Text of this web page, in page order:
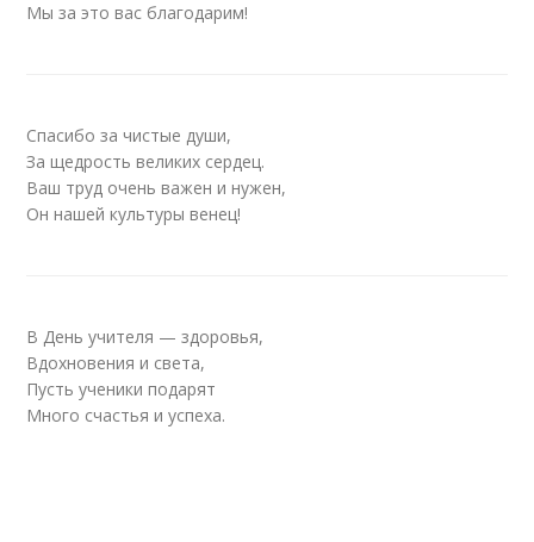
Мы за это вас благодарим!
Спасибо за чистые души,
За щедрость великих сердец.
Ваш труд очень важен и нужен,
Он нашей культуры венец!
В День учителя — здоровья,
Вдохновения и света,
Пусть ученики подарят
Много счастья и успеха.